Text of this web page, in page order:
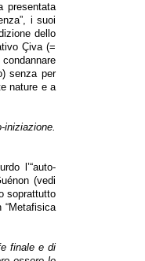
presentata
i suoi
dello
Çiva (=
senza per
nature e a
l’“auto-
(vedi
soprattutto
“Metafisica
finale e di